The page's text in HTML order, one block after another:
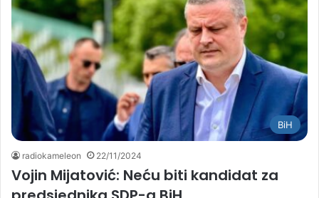
BiH
radiokameleon 22/11/2024
Vojin Mijatović: Neću biti kandidat za